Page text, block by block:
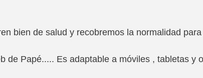
bien de salud y recobremos la normalidad
de Papé..... Es adaptable a móviles , tabletas y